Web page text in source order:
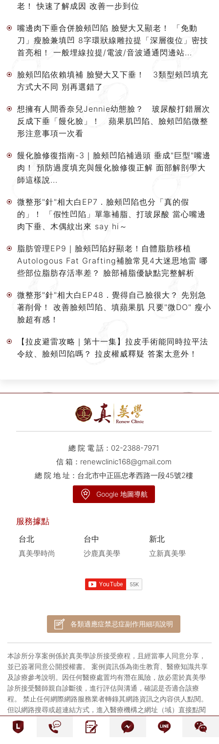
老！ 快速了解成因 改善一步到位
嘴邊肉下垂合併臉頰凹陷 臉變大又顯老！ 「免動
刀」瘦臉兼填凹 8字環狀線雕拉提「深層復位」密技
首亮相！ 一般埋線拉提/電波/音波通通閃邊站...
臉頰凹陷依賴填補 臉變大又下垂！ 3類型頰凹填充
方式大不同 別再選錯了
想擁有人間香奈兒Jennie幼態臉？ 玻尿酸打錯層次
反成下垂「饅化臉」！ 蘋果肌凹陷、臉頰凹陷微整
形注意事項一次看
饅化臉修復指南-3｜臉頰凹陷補過頭 垂成"巨型"嘴邊
肉！ 預防過度填充與饅化臉修復正解 面部解剖學大
師這樣說...
微整形"針"相大白EP7．臉頰凹陷也分「真的假
的」！ 「假性凹陷」單靠補脂、打玻尿酸 當心嘴邊
肉下垂、木偶紋出來 say hi～
脂肪管理EP9｜臉頰凹陷好顯老！自體脂肪移植
Autologous Fat Grafting補臉常見4大迷思地雷 哪
些部位脂肪存活率差？ 臉部補脂優缺點完整解析
微整形"針"相大白EP48．覺得自己臉很大？ 先別急
著削骨！ 改善臉頰凹陷、填蘋果肌 只要"微DO" 瘦小
臉超有感！
【拉皮避雷攻略｜第十一集】拉皮手術能同時拉平法
令紋、臉頰凹陷嗎？ 拉皮權威釋疑 答案太意外！
總 院 電 話： 02-2388-7971
信 箱： renewclinic168@gmail.com
總 院 地 址：台北市中正區忠孝西路一段45號2樓
Google 地圖導航
服務據點
台北
真美學時尚
台中
沙鹿真美學
新北
立新真美學
各類適應症禁忌症副作用細項說明
本診所分享案例係於真美學診所接受療程，且經當事人同意分享，
並已簽署同意公開授權書。 案例資訊係為衛生教育、醫療知識共享
及診療參考說明。因任何醫療處置均有潛在風險，故必需於真美學
診所接受醫師親自診斷後，進行評估與溝通，確認是否適合該療
程。 禁止任何網際網路服務業者轉錄其網路資訊之內容供人點閱。
但以網路搜尋或超連結方式，進入醫療機構之網址（域）直接點閱
者，不在此限。